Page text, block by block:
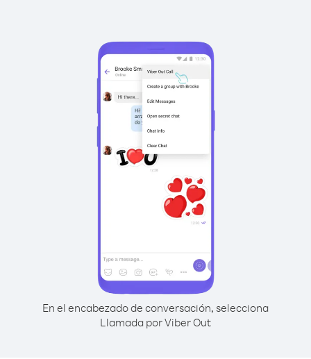
En el encabezado de conversación, selecciona
Llamada por Viber Out